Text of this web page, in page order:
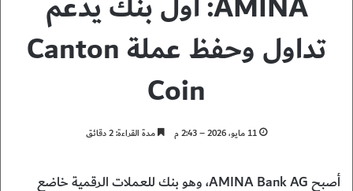
تداول وحفظ عملة Canton
Coin
11 مايو، 2026 – 2:43 م مدة القراءة: 2 دقائق
أصبح AMINA Bank AG، وهو بنك للعملات الرقمية خاضع